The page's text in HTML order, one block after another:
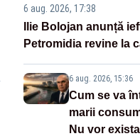
6 aug. 2026, 17:38
Ilie Bolojan anunță
Petromidia revine la
6 aug. 2026, 15:36
Cum se va
marii
Nu vor